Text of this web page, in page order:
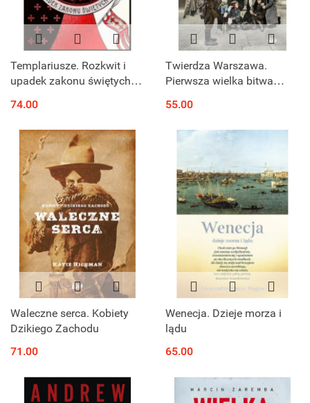
Templariusze. Rozkwit i
upadek zakonu świętych
74.00
Twierdza Warszawa.
Pierwsza wielka bitwa
55.00
Waleczne serca. Kobiety
Dzikiego Zachodu
71.00
Wenecja. Dzieje morza i
lądu
65.00